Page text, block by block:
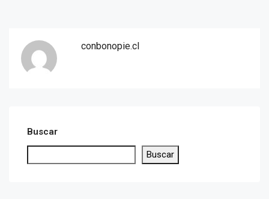
conbonopie.cl
Buscar
Buscar